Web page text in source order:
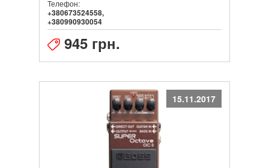
Телефон:
+380673524558,
+380990930054
945 грн.
15.11.2017